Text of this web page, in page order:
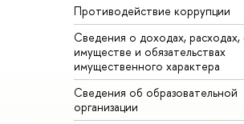
Противодействие коррупции
Сведения о доходах, расходах,
имуществе и обязательствах
имущественного характера
Сведения об образовательной
организации